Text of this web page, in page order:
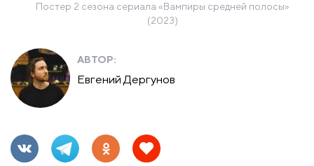
Постер 2 сезона сериала «Вампиры средней полосы»
(2023)
АВТОР:
Евгений Дергунов